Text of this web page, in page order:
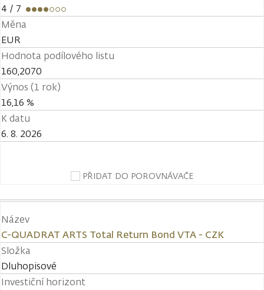
4 / 7
Měna
EUR
Hodnota podílového listu
160,2070
Výnos (1 rok)
16,16 %
K datu
6. 8. 2026
PŘIDAT DO POROVNÁVAČE
Název
C-QUADRAT ARTS Total Return Bond VTA - CZK
Složka
Dluhopisové
Investiční horizont